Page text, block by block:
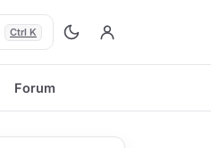
Ctrl K
Forum